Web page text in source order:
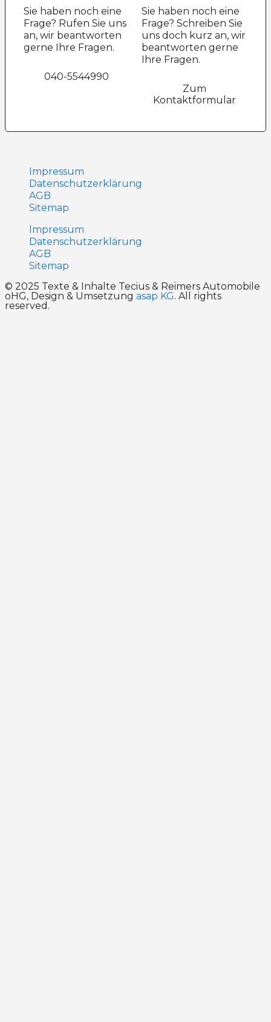
Sie haben noch eine
Frage? Rufen Sie uns
an, wir beantworten
gerne Ihre Fragen.
040-5544990
Sie haben noch eine
Frage? Schreiben Sie
uns doch kurz an, wir
beantworten gerne
Ihre Fragen.
Zum
Kontaktformular
Impressum
Datenschutz­erklärung
AGB
Sitemap
Impressum
Datenschutz­erklärung
AGB
Sitemap
© 2025 Texte & Inhalte Tecius & Reimers Automobile
oHG, Design & Umsetzung asap KG. All rights
reserved.